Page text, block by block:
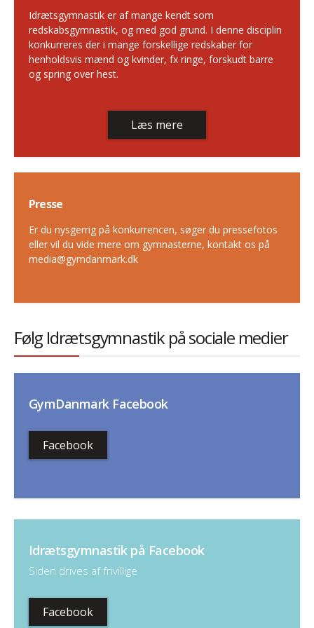
Idrætsgymnastik er af mange kendt som
redskabsgymnastik, og med god grund. I denne disciplin
konkurreres der i mange forskellige redskaber for
henholdsvis mænd og kvinder, fx ringe, forskudt barre
og spring over hest.
Læs mere
Presse
Er du nysgerrig på konkurrencen, søger du pressefotos
eller vil du vide mere om gymnasterne, kontakt os på
media@gymdanmark.dk
Følg Idrætsgymnastik på sociale medier
GymDanmark Facebook
Facebook
Idrætsgymnastik på Facebook
Siden drives af frivillige
Facebook